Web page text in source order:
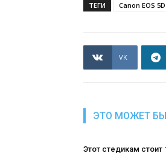
ТЕГИ
Canon EOS
VK
ЭТО МОЖЕТ
Этот стедикам стоит